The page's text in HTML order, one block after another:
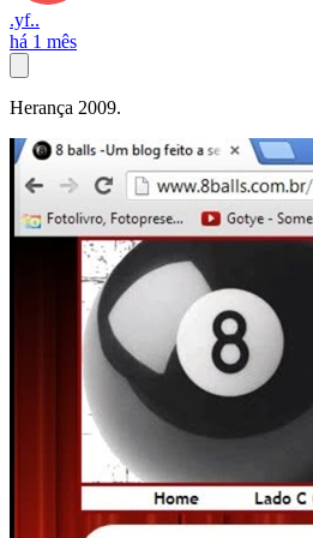
.yf..
há 1 mês
Herança 2009.